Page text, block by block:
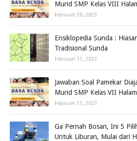
Murid SMP Kelas VIII
Februari 20, 2023
Ensiklopedia Sunda :
Tradisional Sunda
Februari 11, 2023
Jawaban Soal Pamekar
Murid SMP Kelas VII
Februari 11, 2023
Ga Pernah Bosan, Ini 5
Untuk Liburan, Mulai dari